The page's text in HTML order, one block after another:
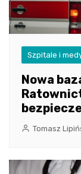
Szpitale i
Nowa
Tomasz